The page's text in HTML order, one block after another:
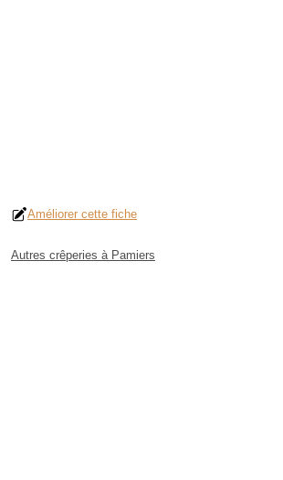
Améliorer cette fiche
Autres crêperies à Pamiers